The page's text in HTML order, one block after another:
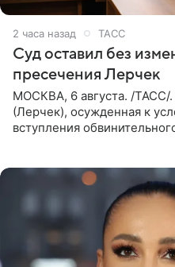
2 часа назад ТАСС
Суд оставил без
пресечения Лерчек
МОСКВА, 6 августа. /ТАСС/
(Лерчек), осужденная к
вступления